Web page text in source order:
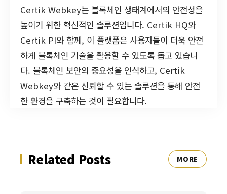
Certik Webkey는 블록체인 생태계에서의 안전성을
높이기 위한 혁신적인 솔루션입니다. Certik HQ와
Certik PI와 함께, 이 플랫폼은 사용자들이 더욱 안전
하게 블록체인 기술을 활용할 수 있도록 돕고 있습니
다. 블록체인 보안의 중요성을 인식하고, Certik
Webkey와 같은 신뢰할 수 있는 솔루션을 통해 안전
한 환경을 구축하는 것이 필요합니다.
Related Posts MORE